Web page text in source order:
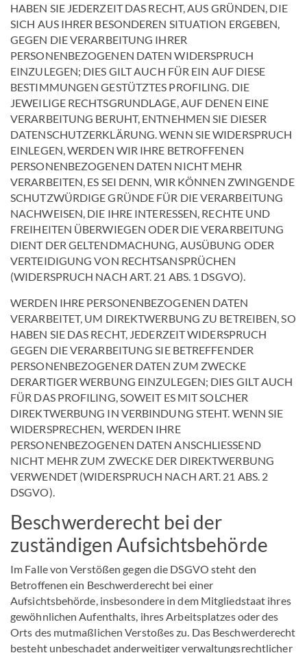
HABEN SIE JEDERZEIT DAS RECHT, AUS GRÜNDEN, DIE
SICH AUS IHRER BESONDEREN SITUATION ERGEBEN,
GEGEN DIE VERARBEITUNG IHRER
PERSONENBEZOGENEN DATEN WIDERSPRUCH
EINZULEGEN; DIES GILT AUCH FÜR EIN AUF DIESE
BESTIMMUNGEN GESTÜTZTES PROFILING. DIE
JEWEILIGE RECHTSGRUNDLAGE, AUF DENEN EINE
VERARBEITUNG BERUHT, ENTNEHMEN SIE DIESER
DATENSCHUTZERKLÄRUNG. WENN SIE WIDERSPRUCH
EINLEGEN, WERDEN WIR IHRE BETROFFENEN
PERSONENBEZOGENEN DATEN NICHT MEHR
VERARBEITEN, ES SEI DENN, WIR KÖNNEN ZWINGENDE
SCHUTZWÜRDIGE GRÜNDE FÜR DIE VERARBEITUNG
NACHWEISEN, DIE IHRE INTERESSEN, RECHTE UND
FREIHEITEN ÜBERWIEGEN ODER DIE VERARBEITUNG
DIENT DER GELTENDMACHUNG, AUSÜBUNG ODER
VERTEIDIGUNG VON RECHTSANSPRÜCHEN
(WIDERSPRUCH NACH ART. 21 ABS. 1 DSGVO).
WERDEN IHRE PERSONENBEZOGENEN DATEN
VERARBEITET, UM DIREKTWERBUNG ZU BETREIBEN, SO
HABEN SIE DAS RECHT, JEDERZEIT WIDERSPRUCH
GEGEN DIE VERARBEITUNG SIE BETREFFENDER
PERSONENBEZOGENER DATEN ZUM ZWECKE
DERARTIGER WERBUNG EINZULEGEN; DIES GILT AUCH
FÜR DAS PROFILING, SOWEIT ES MIT SOLCHER
DIREKTWERBUNG IN VERBINDUNG STEHT. WENN SIE
WIDERSPRECHEN, WERDEN IHRE
PERSONENBEZOGENEN DATEN ANSCHLIESSEND
NICHT MEHR ZUM ZWECKE DER DIREKTWERBUNG
VERWENDET (WIDERSPRUCH NACH ART. 21 ABS. 2
DSGVO).
Beschwerde­recht bei der
zuständigen Aufsichts­behörde
Im Falle von Verstößen gegen die DSGVO steht den
Betroffenen ein Beschwerderecht bei einer
Aufsichtsbehörde, insbesondere in dem Mitgliedstaat ihres
gewöhnlichen Aufenthalts, ihres Arbeitsplatzes oder des
Orts des mutmaßlichen Verstoßes zu. Das Beschwerderecht
besteht unbeschadet anderweitiger verwaltungsrechtlicher